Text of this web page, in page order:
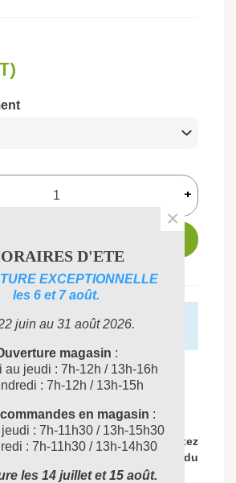
+
pour obtenir la livraison gratuite :
DE NETTOYAGE ?Contactez
le choix du
72 78 87 87
D'ETE
EXCEPTIONNELLE
les 6 et 7 août.
juin au 31 août 2026.
magasin :
au jeudi : 7h-12h / 13h-16h
: 7h-12h / 13h-15h
en magasin :
: 7h-11h30 / 13h-15h30
: 7h-11h30 / 13h-14h30
les 14 juillet et 15 août.
×